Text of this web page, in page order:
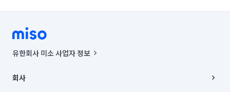
유한회사 미소 사업자 정보
00019 |
회사